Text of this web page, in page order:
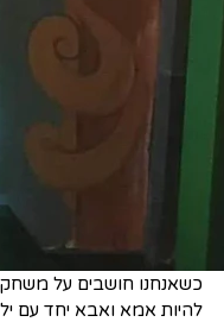
כשאנחנו חושבים על
להיות אמא ואבא יחד עם